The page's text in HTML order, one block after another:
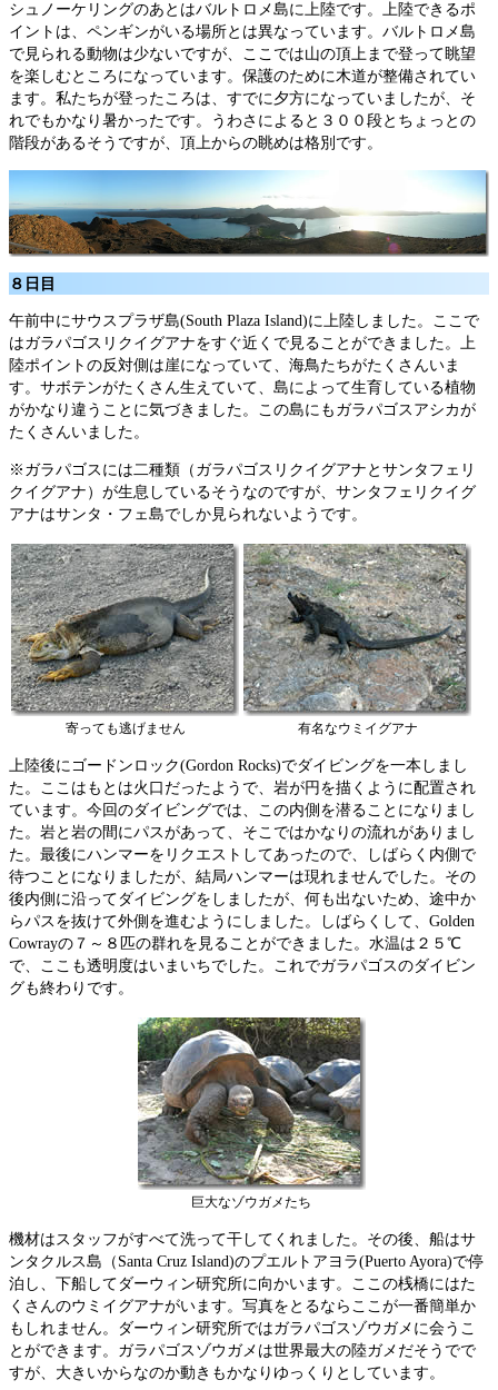
シュノーケリングのあとはバルトロメ島に上陸です。上陸できるポ
イントは、ペンギンがいる場所とは異なっています。バルトロメ島
で見られる動物は少ないですが、ここでは山の頂上まで登って眺望
を楽しむところになっています。保護のために木道が整備されてい
ます。私たちが登ったころは、すでに夕方になっていましたが、そ
れでもかなり暑かったです。うわさによると３００段とちょっとの
階段があるそうですが、頂上からの眺めは格別です。
８日目
午前中にサウスプラザ島(South Plaza Island)に上陸しました。ここで
はガラパゴスリクイグアナをすぐ近くで見ることができました。上
陸ポイントの反対側は崖になっていて、海鳥たちがたくさんいま
す。サボテンがたくさん生えていて、島によって生育している植物
がかなり違うことに気づきました。この島にもガラパゴスアシカが
たくさんいました。
※ガラパゴスには二種類（ガラパゴスリクイグアナとサンタフェリ
クイグアナ）が生息しているそうなのですが、サンタフェリクイグ
アナはサンタ・フェ島でしか見られないようです。
寄っても逃げません 有名なウミイグアナ
上陸後にゴードンロック(Gordon Rocks)でダイビングを一本しまし
た。ここはもとは火口だったようで、岩が円を描くように配置され
ています。今回のダイビングでは、この内側を潜ることになりまし
た。岩と岩の間にパスがあって、そこではかなりの流れがありまし
た。最後にハンマーをリクエストしてあったので、しばらく内側で
待つことになりましたが、結局ハンマーは現れませんでした。その
後内側に沿ってダイビングをしましたが、何も出ないため、途中か
らパスを抜けて外側を進むようにしました。しばらくして、Golden
Cowrayの７～８匹の群れを見ることができました。水温は２５℃
で、ここも透明度はいまいちでした。これでガラパゴスのダイビン
グも終わりです。
巨大なゾウガメたち
機材はスタッフがすべて洗って干してくれました。その後、船はサ
ンタクルス島（Santa Cruz Island)のプエルトアヨラ(Puerto Ayora)で停
泊し、下船してダーウィン研究所に向かいます。ここの桟橋にはた
くさんのウミイグアナがいます。写真をとるならここが一番簡単か
もしれません。ダーウィン研究所ではガラパゴスゾウガメに会うこ
とができます。ガラパゴスゾウガメは世界最大の陸ガメだそうでで
すが、大きいからなのか動きもかなりゆっくりとしています。